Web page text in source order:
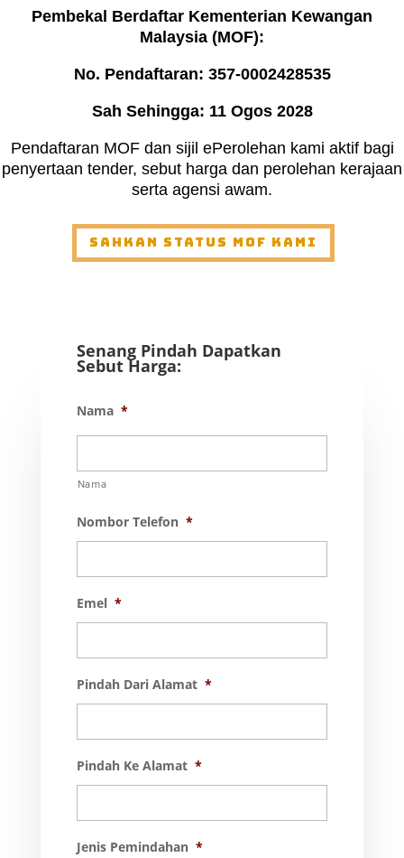
Pembekal Berdaftar Kementerian Kewangan
Malaysia (MOF):
No. Pendaftaran: 357-0002428535
Sah Sehingga: 11 Ogos 2028
Pendaftaran MOF dan sijil ePerolehan kami aktif bagi
penyertaan tender, sebut harga dan perolehan kerajaan
serta agensi awam.
Sahkan Status MOF Kami
Senang Pindah Dapatkan
Sebut Harga:
Nama *
Nama
Nombor Telefon *
Emel *
Pindah Dari Alamat *
Pindah Ke Alamat *
Jenis Pemindahan *